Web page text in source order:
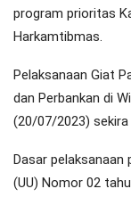
program prioritas
Harkamtibmas.
Pelaksanaan Giat
dan Perbankan di
(20/07/2023) sekira
Dasar
(UU) Nomor 02